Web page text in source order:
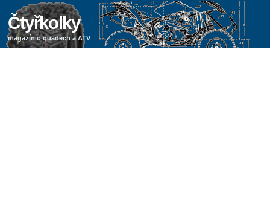
Čtyřkolky
magazín o quadech a ATV